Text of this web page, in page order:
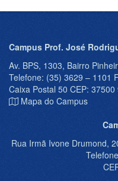
Campus Prof. José
Av. BPS, 1303, Bairro
Telefone: (35) 3629 – 1101
Caixa Postal 50 CEP: 37500
Mapa do Campus
Rua Irmã Ivone Drumond,